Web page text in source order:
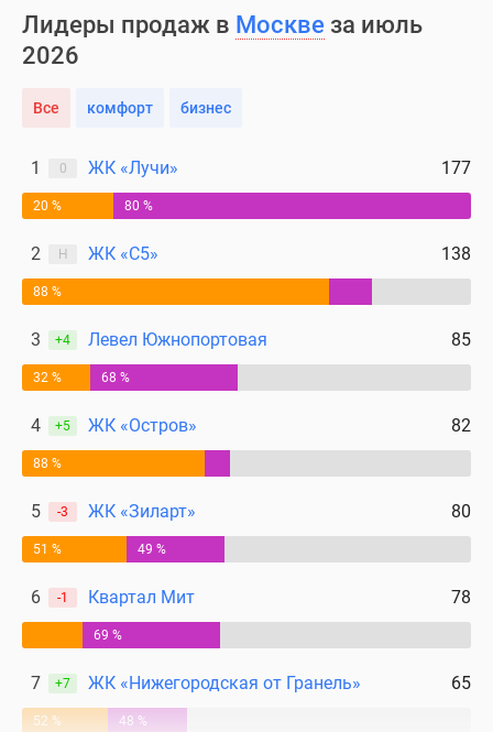
Лидеры продаж в Москве за июль
2026
Все комфорт бизнес
1 0 ЖК «Лучи» 177
20 % 80 %
2 Н ЖК «С5» 138
88 %
3 +4 Левел Южнопортовая 85
32 % 68 %
4 +5 ЖК «Остров» 82
88 %
5 -3 ЖК «Зиларт» 80
51 % 49 %
6 -1 Квартал Мит 78
69 %
7 +7 ЖК «Нижегородская от Гранель» 65
52 % 48 %